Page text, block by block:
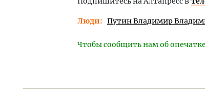
Люди Путин Владимир
Чтобы сообщить нам об